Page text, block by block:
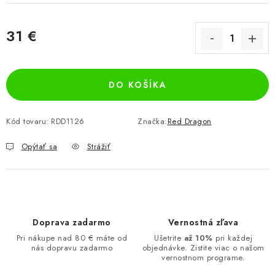
31 €
DO KOŠÍKA
Kód tovaru: RDD1126 Značka:Red Dragon
Opýtať sa Strážiť
Doprava zadarmo
Pri nákupe nad 80 € máte od
nás dopravu zadarmo
Vernostná zľava
Ušetrite až 10% pri každej
objednávke. Zistite viac o našom
vernostnom programe.